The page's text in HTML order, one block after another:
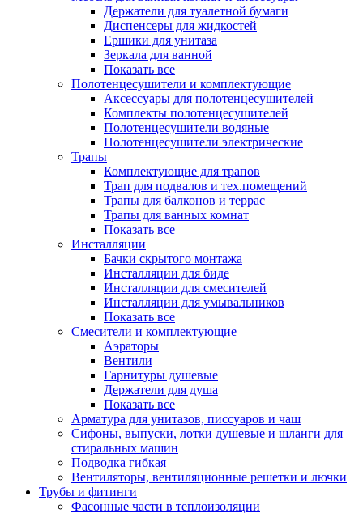
Держатели для туалетной бумаги
Диспенсеры для жидкостей
Ершики для унитаза
Зеркала для ванной
Показать все
Полотенцесушители и комплектующие
Аксессуары для полотенцесушителей
Комплекты полотенцесушителей
Полотенцесушители водяные
Полотенцесушители электрические
Трапы
Комплектующие для трапов
Трап для подвалов и тех.помещений
Трапы для балконов и террас
Трапы для ванных комнат
Показать все
Инсталляции
Бачки скрытого монтажа
Инсталляции для биде
Инсталляции для смесителей
Инсталляции для умывальников
Показать все
Смесители и комплектующие
Аэраторы
Вентили
Гарнитуры душевые
Держатели для душа
Показать все
Арматура для унитазов, писсуаров и чаш
Сифоны, выпуски, лотки душевые и шланги для
стиральных машин
Подводка гибкая
Вентиляторы, вентиляционные решетки и лючки
Трубы и фитинги
Фасонные части в теплоизоляции